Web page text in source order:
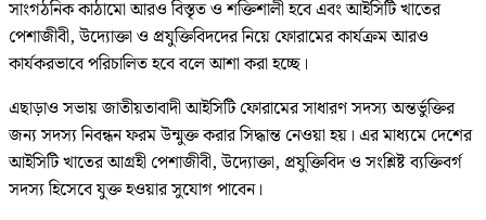
সাংগঠনিক কাঠামো আরও বিস্তৃত ও শক্তিশালী হবে এবং আইসিটি খাতের
পেশাজীবী, উদ্যোক্তা ও প্রযুক্তিবিদদের নিয়ে ফোরামের কার্যক্রম আরও
কার্যকরভাবে পরিচালিত হবে বলে আশা করা হচ্ছে।
এছাড়াও সভায় জাতীয়তাবাদী আইসিটি ফোরামের সাধারণ সদস্য অন্তর্ভুক্তির
জন্য সদস্য নিবন্ধন ফরম উন্মুক্ত করার সিদ্ধান্ত নেওয়া হয়। এর মাধ্যমে দেশের
আইসিটি খাতের আগ্রহী পেশাজীবী, উদ্যোক্তা, প্রযুক্তিবিদ ও সংশ্লিষ্ট ব্যক্তিবর্গ
সদস্য হিসেবে যুক্ত হওয়ার সুযোগ পাবেন।